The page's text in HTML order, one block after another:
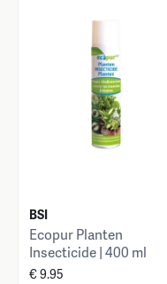
BSI
Ecopur Planten
Insecticide | 400 ml
€ 9.95